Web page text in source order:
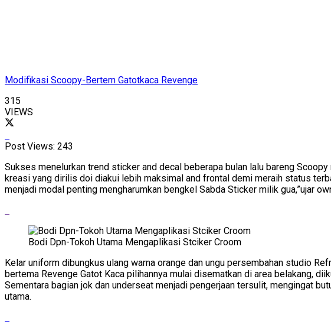
Modifikasi Scoopy-Bertem Gatotkaca Revenge
315
VIEWS
Post Views: 243
Sukses menelurkan trend sticker and decal beberapa bulan lalu bareng
kreasi yang dirilis doi diakui lebih maksimal and frontal demi meraih status
menjadi modal penting mengharumkan bengkel Sabda Sticker milik gua,”ujar
Bodi Dpn-Tokoh Utama Mengaplikasi Stciker Croom
Kelar uniform dibungkus ulang warna orange dan ungu persembahan studio
bertema Revenge Gatot Kaca pilihannya mulai disematkan di area belakang,
Sementara bagian jok dan underseat menjadi pengerjaan tersulit, mengingat
utama.